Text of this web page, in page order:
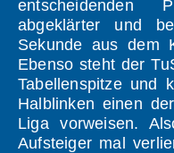
entscheidenden
abgeklärter und
Sekunde aus dem
Ebenso steht der
Tabellenspitze und
Halblinken einen
Liga vorweisen.
Aufsteiger mal